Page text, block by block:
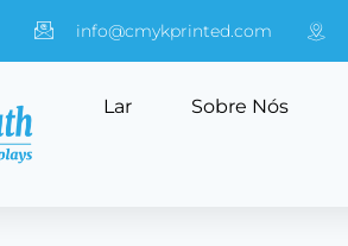
info@cmykprinted.com
Lar Sobre Nós